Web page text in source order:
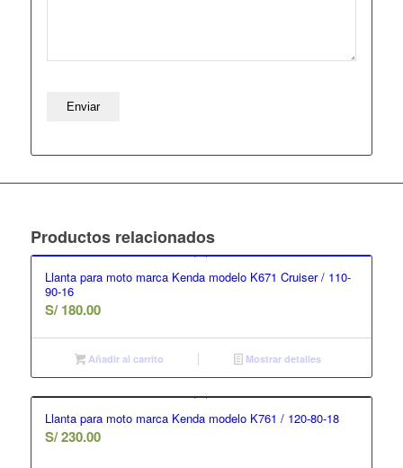
Productos relacionados
Llanta para moto marca Kenda modelo K671 Cruiser / 110-
90-16
S/180.00
Añadir al carrito Mostrar detalles
Llanta para moto marca Kenda modelo K761 / 120-80-18
S/230.00